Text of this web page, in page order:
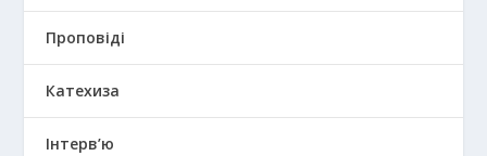
Проповіді
Катехиза
Інтерв’ю